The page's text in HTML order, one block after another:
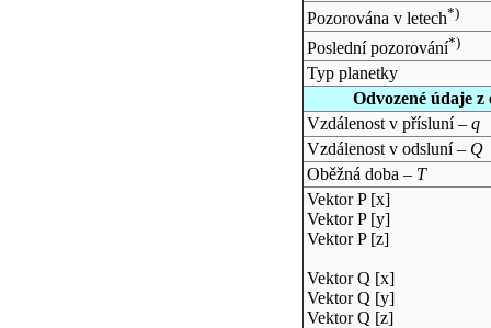
Pozorována v letech*)
Poslední pozorování*)
Typ planetky
Odvozené údaje
Vzdálenost v přísluní – q
Vzdálenost v odsluní – Q
Oběžná doba – T
Vektor P [x]
Vektor P [y]
Vektor P [z]
Vektor Q [x]
Vektor Q [y]
Vektor Q [z]